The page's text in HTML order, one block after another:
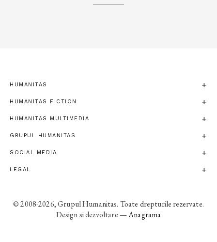
HUMANITAS
HUMANITAS FICTION
HUMANITAS MULTIMEDIA
GRUPUL HUMANITAS
SOCIAL MEDIA
LEGAL
© 2008-2026, Grupul Humanitas. Toate drepturile rezervate.
Design si dezvoltare —Anagrama